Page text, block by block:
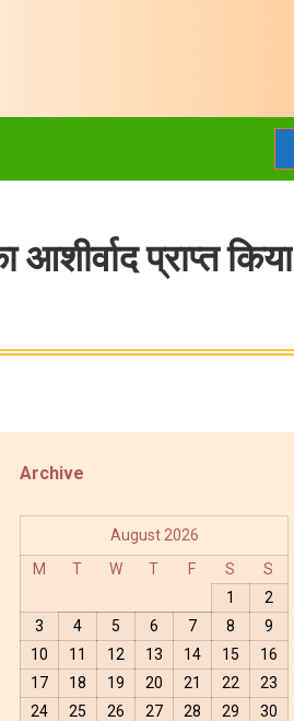
प्राप्त किया
Archive
August 2026
M
T W T F S
S
1
2
3
4 5 6 7 8
9
10
11 12 13 14 15
16
17
18 19 20 21 22
23
24
25 26 27 28 29
30